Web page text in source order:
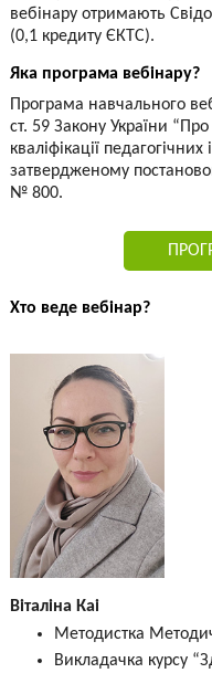
вебінару отримають
(0,1 кредиту ЄКТС).
Яка програма вебінару?
Програма навчального
ст. 59 Закону України
кваліфікації
затвердженому
№ 800.
Хто веде вебінар?
Віталіна Каі
Методистка
Викладачка курсу